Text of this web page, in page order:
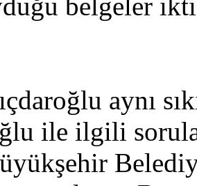
aynı
ile ilgili